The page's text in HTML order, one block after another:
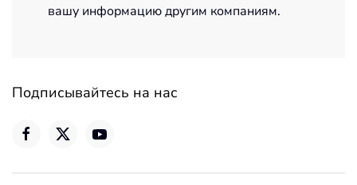
вашу информацию другим компаниям.
Подписывайтесь на нас